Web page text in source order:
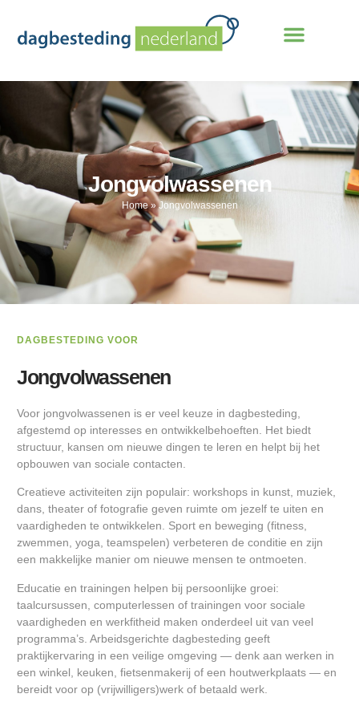
Jongvolwassenen
Home»Jongvolwassenen
DAGBESTEDING VOOR
Jongvolwassenen
Voor jongvolwassenen is er veel keuze in dagbesteding,
afgestemd op interesses en ontwikkelbehoeften. Het biedt
structuur, kansen om nieuwe dingen te leren en helpt bij het
opbouwen van sociale contacten.
Creatieve activiteiten zijn populair: workshops in kunst, muziek,
dans, theater of fotografie geven ruimte om jezelf te uiten en
vaardigheden te ontwikkelen. Sport en beweging (fitness,
zwemmen, yoga, teamspelen) verbeteren de conditie en zijn
een makkelijke manier om nieuwe mensen te ontmoeten.
Educatie en trainingen helpen bij persoonlijke groei:
taalcursussen, computerlessen of trainingen voor sociale
vaardigheden en werkfitheid maken onderdeel uit van veel
programma’s. Arbeidsgerichte dagbesteding geeft
praktijkervaring in een veilige omgeving — denk aan werken in
een winkel, keuken, fietsenmakerij of een houtwerkplaats — en
bereidt voor op (vrijwilligers)werk of betaald werk.